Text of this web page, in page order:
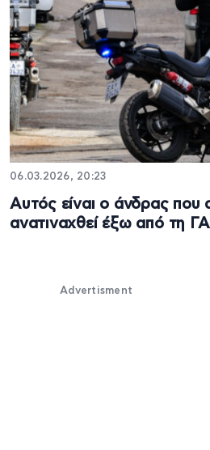
06.03.2026, 20:23
Αυτός είναι ο άνδρας που
ανατιναχθεί έξω από τη
Advertisment